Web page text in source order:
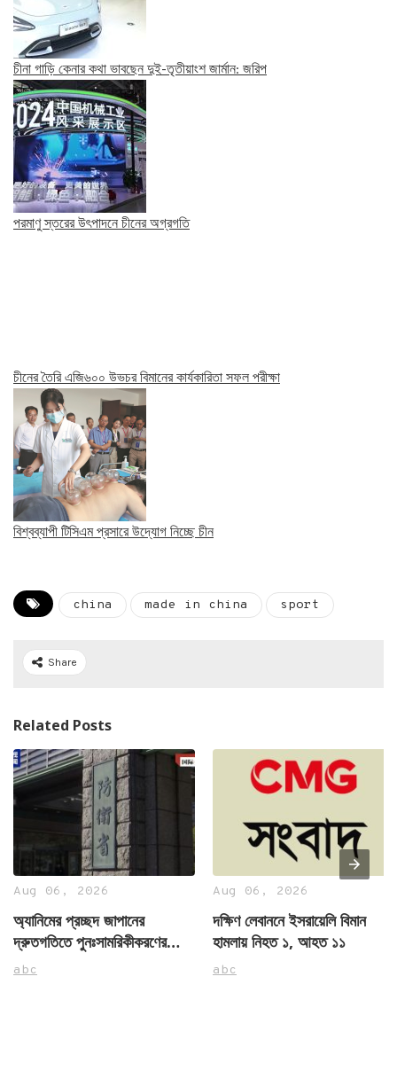
চীনা গাড়ি কেনার কথা ভাবছেন দুই-তৃতীয়াংশ জার্মান: জরিপ
পরমাণু স্তরের উৎপাদনে চীনের অগ্রগতি
চীনের তৈরি এজি৬০০ উভচর বিমানের কার্যকারিতা সফল পরীক্ষা
বিশ্বব্যাপী টিসিএম প্রসারে উদ্যোগ নিচ্ছে চীন
china made in china sport
Share
Related Posts
Aug 06, 2026
অ্যানিমের প্রচ্ছদ জাপানের
দ্রুতগতিতে পুনঃসামরিকীকরণের
উচ্চাকাঙ্ক্ষা লুকাতে পারছে না:
abc
Aug 06, 2026
দক্ষিণ লেবাননে ইসরায়েলি বিমান
হামলায় নিহত ১, আহত ১১
abc